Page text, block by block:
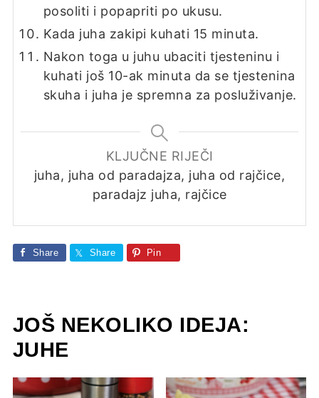
posoliti i popapriti po ukusu.
Kada juha zakipi kuhati 15 minuta.
Nakon toga u juhu ubaciti tjesteninu i
kuhati još 10-ak minuta da se tjestenina
skuha i juha je spremna za posluživanje.
KLJUČNE RIJEČI
juha, juha od paradajza, juha od rajčice,
paradajz juha, rajčice
Share Share Pin
JOŠ NEKOLIKO IDEJA:
JUHE